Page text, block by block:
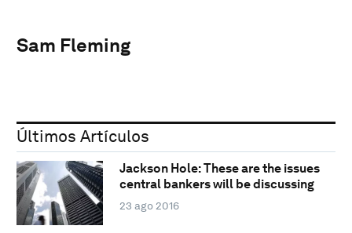
Sam Fleming
Últimos Artículos
Jackson Hole: These are the issues
central bankers will be discussing
23 ago 2016